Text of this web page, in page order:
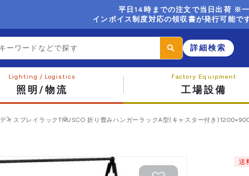
平日14時までの注文で当日出荷 ※一
インボイス制度対応の領収書が発行可能で
詳細検索
照明/物流 工場設備
ディスプレイラックTRUSCO 折り畳みハンガーラックA型(キャスター付き
送